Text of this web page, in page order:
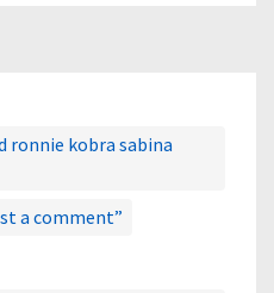
ronnie kobra sabina
a comment”